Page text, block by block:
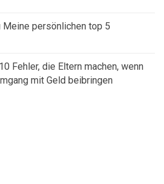
Meine persönlichen top 5
10 Fehler, die Eltern machen, wenn
mit Geld beibringen